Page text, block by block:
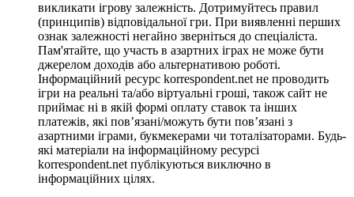
викликати ігрову залежність. Дотримуйтесь правил
(принципів) відповідальної гри. При виявленні перших
ознак залежності негайно зверніться до спеціаліста.
Пам'ятайте, що участь в азартних іграх не може бути
джерелом доходів або альтернативою роботі.
Інформаційний ресурс korrespondent.net не проводить
ігри на реальні та/або віртуальні гроші, також сайт не
приймає ні в якій формі оплату ставок та інших
платежів, які пов’язані/можуть бути пов’язані з
азартними іграми, букмекерами чи тоталізаторами. Будь-
які матеріали на інформаційному ресурсі
korrespondent.net публікуються виключно в
інформаційних цілях.